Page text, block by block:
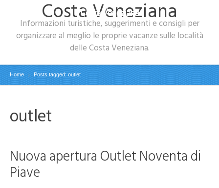
Costa Veneziana
Informazioni turistiche, suggerimenti e consigli per
organizzare al meglio le proprie vacanze sulle località
delle Costa Veneziana.
Home Posts tagged: outlet
outlet
Nuova apertura Outlet Noventa di
Piave
Costa Veneziana